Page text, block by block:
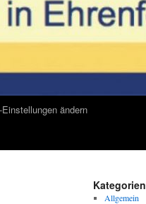
ändern
Kategorien
Allgemein